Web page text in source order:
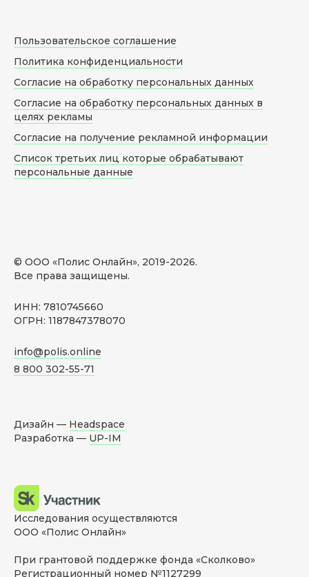
© ООО «Полис Онлайн», 2019-2026.
Все права защищены.
ИНН: 7810745660
ОГРН: 1187847378070
info@polis.online
8 800 302-55-71
Пользовательское соглашение
Политика конфиденциальности
Согласие на обработку персональных данных
Согласие на обработку персональных данных в
целях рекламы
Согласие на получение рекламной информации
Список третьих лиц которые обрабатывают
персональные данные
Дизайн — Headspace
Разработка — UP-IM
Исследования осуществляются
ООО «Полис Онлайн»
При грантовой поддержке фонда «Сколково»
Регистрационный номер №1127299